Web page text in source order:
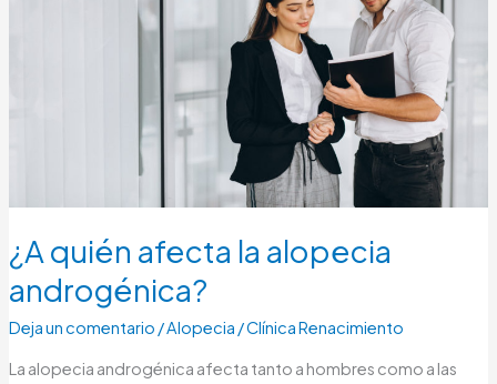
¿A quién afecta la alopecia
androgénica?
Deja un comentario /Alopecia /Clínica Renacimiento
La alopecia androgénica afecta tanto a hombres como a las